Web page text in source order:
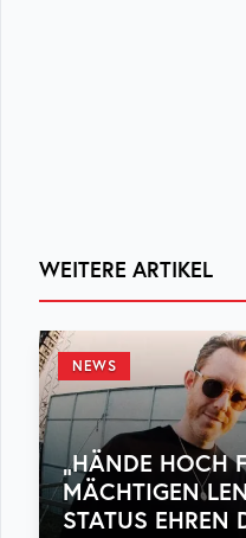
WEITERE ARTIKEL
NEWS
„HÄNDE HOCH
MÄCHTIGEN
STATUS EHREN